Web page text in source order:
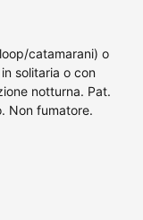
catamarani) o
solitaria o con
notturna. Pat.
Non fumatore.